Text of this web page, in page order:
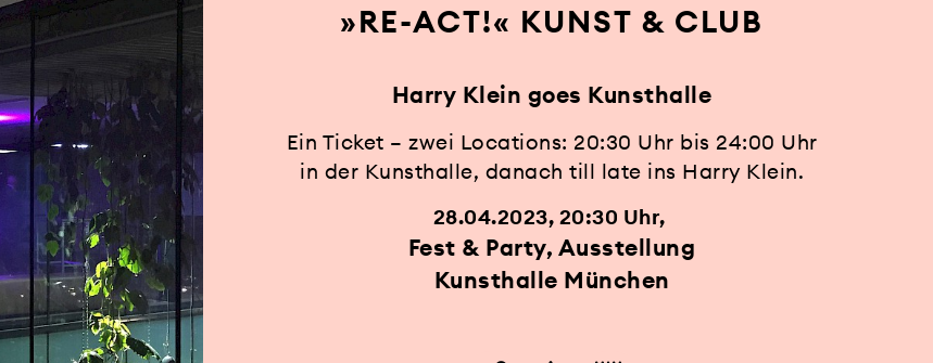
»RE-ACT!« KUNST & CLUB
Harry Klein goes Kunsthalle
Ein Ticket – zwei Locations: 20:30 Uhr bis 24:00 Uhr
in der Kunsthalle, danach till late ins Harry Klein.
28.04.2023, 20:30 Uhr
Fest & Party, Ausstellung
Kunsthalle München